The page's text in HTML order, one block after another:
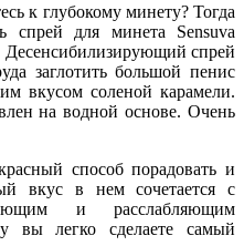
к глубокому минету? Тогда
спрей для минета Sensuva
Десенсибилизирующий спрей
заглотить большой пенис
вкусом соленой карамели.
на водной основе. Очень
способ порадовать и
вкус в нем сочетается с
и расслабляющим
вы легко сделаете самый